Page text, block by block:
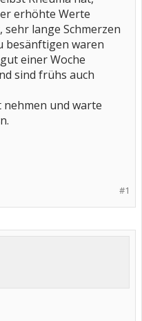
erhöhte Werte
sehr lange Schmerzen
besänftigen waren
einer Woche
sind frühs auch
und warte
#1